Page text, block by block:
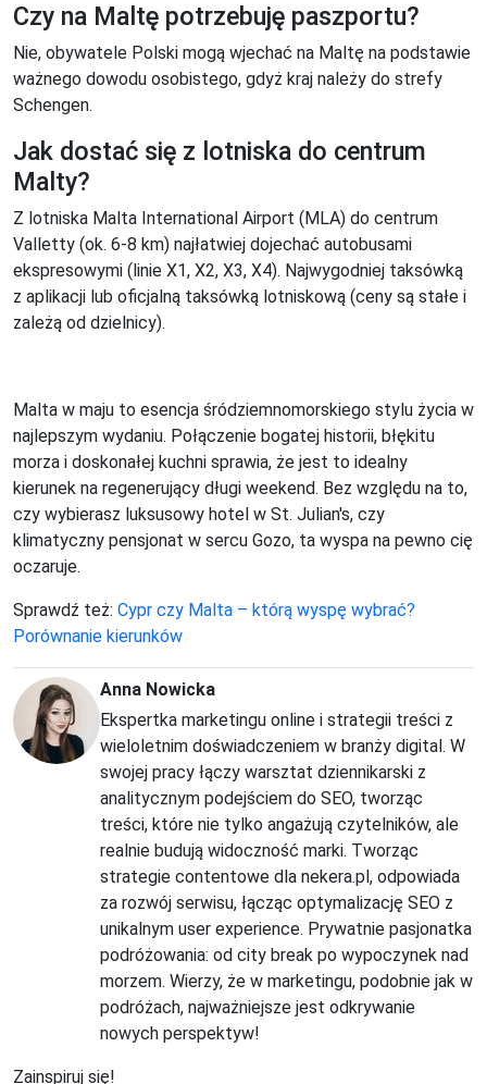
Czy na Maltę potrzebuję paszportu?
Nie, obywatele Polski mogą wjechać na Maltę na podstawie
ważnego dowodu osobistego, gdyż kraj należy do strefy
Schengen.
Jak dostać się z lotniska do centrum
Malty?
Z lotniska Malta International Airport (MLA) do centrum
Valletty (ok. 6-8 km) najłatwiej dojechać autobusami
ekspresowymi (linie X1, X2, X3, X4). Najwygodniej taksówką
z aplikacji lub oficjalną taksówką lotniskową (ceny są stałe i
zależą od dzielnicy).
Malta w maju to esencja śródziemnomorskiego stylu życia w
najlepszym wydaniu. Połączenie bogatej historii, błękitu
morza i doskonałej kuchni sprawia, że jest to idealny
kierunek na regenerujący długi weekend. Bez względu na to,
czy wybierasz luksusowy hotel w St. Julian's, czy
klimatyczny pensjonat w sercu Gozo, ta wyspa na pewno cię
oczaruje.
Sprawdź też: Cypr czy Malta – którą wyspę wybrać?
Porównanie kierunków
Anna Nowicka
Ekspertka marketingu online i strategii treści z
wieloletnim doświadczeniem w branży digital. W
swojej pracy łączy warsztat dziennikarski z
analitycznym podejściem do SEO, tworząc
treści, które nie tylko angażują czytelników, ale
realnie budują widoczność marki. Tworząc
strategie contentowe dla nekera.pl, odpowiada
za rozwój serwisu, łącząc optymalizację SEO z
unikalnym user experience. Prywatnie pasjonatka
podróżowania: od city break po wypoczynek nad
morzem. Wierzy, że w marketingu, podobnie jak w
podróżach, najważniejsze jest odkrywanie
nowych perspektyw!
Zainspiruj się!